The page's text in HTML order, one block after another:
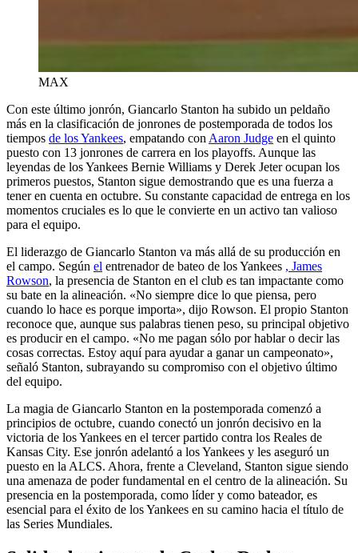
MAX
Con este último jonrón, Giancarlo Stanton ha subido un peldaño
más en la clasificación de jonrones de postemporada de todos los
tiempos de los Yankees, empatando con Aaron Judge en el quinto
puesto con 13 jonrones de carrera en los playoffs. Aunque las
leyendas de los Yankees Bernie Williams y Derek Jeter ocupan los
primeros puestos, Stanton sigue demostrando que es una fuerza a
tener en cuenta en octubre. Su constante capacidad de entrega en los
momentos cruciales es lo que le convierte en un activo tan valioso
para el equipo.
El liderazgo de Giancarlo Stanton va más allá de su producción en
el campo. Según el entrenador de bateo de los Yankees , James
Rowson, la presencia de Stanton en el club es tan impactante como
su bate en la alineación. «No siempre dice lo que piensa, pero
cuando lo hace es porque importa», dijo Rowson. El propio Stanton
reconoce que, aunque sus palabras tienen peso, su principal objetivo
es producir en el campo. «No me pagan sólo por hablar o decir las
cosas correctas. Estoy aquí para ayudar a ganar un campeonato»,
señaló Stanton, subrayando su compromiso con el objetivo último
del equipo.
La magia de Giancarlo Stanton en la postemporada comenzó a
principios de octubre, cuando conectó un jonrón decisivo en la
victoria de los Yankees en el tercer partido contra los Reales de
Kansas City. Ese jonrón adelantó a los Yankees y les aseguró un
puesto en la ALCS. Ahora, frente a Cleveland, Stanton sigue siendo
una amenaza de poder fundamental en el centro de la alineación. Su
presencia en la postemporada, como líder y como bateador, es
esencial para el éxito de los Yankees en su camino hacia el título de
las Series Mundiales.